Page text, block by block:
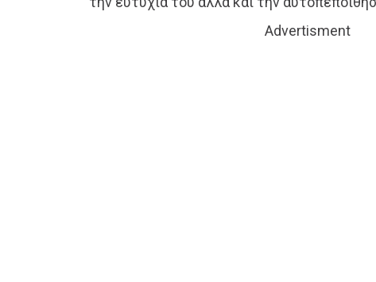
Advertisment